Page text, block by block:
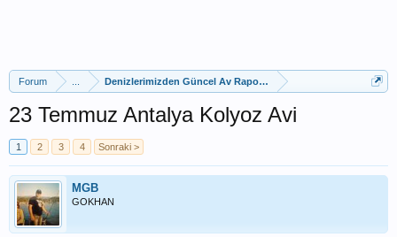
Forum Denizlerimizden Güncel Av Raporları
23 Temmuz Antalya Kolyoz Avi
1 2 3 4 Sonraki >
MGB
GOKHAN